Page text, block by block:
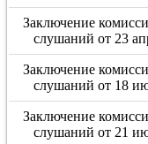
Заключение
слушаний от 23
Заключение
слушаний от 18
Заключение
слушаний от 21